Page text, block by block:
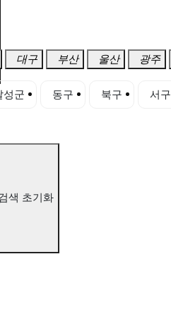
대구 부산 울산 광주
성군 동구 북구 서구
색 초기화